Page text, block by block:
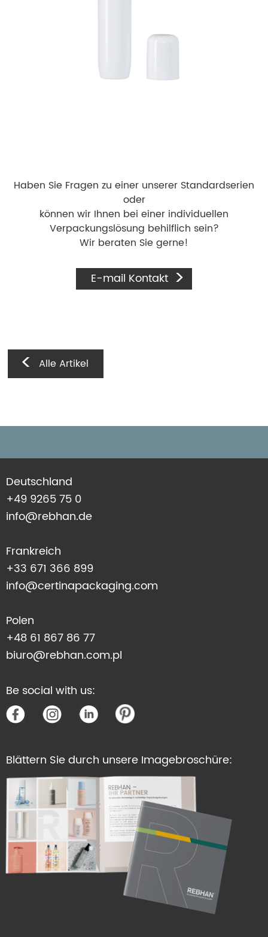
Haben Sie Fragen zu einer unserer Standardserien
oder
können wir Ihnen bei einer individuellen
Verpackungslösung behilflich sein?
Wir beraten Sie gerne!
E-mail Kontakt
Alle Artikel
Deutschland
+49 9265 75 0
info@rebhan.de
Frankreich
+33 671 366 899
info@certinapackaging.com
Polen
+48 61 867 86 77
biuro@rebhan.com.pl
Be social with us:
Blättern Sie durch unsere Imagebroschüre: